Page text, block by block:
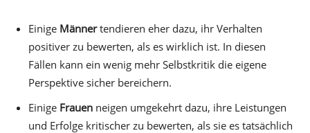
Einige Männertendieren eher dazu, ihr Verhalten
positiver zu bewerten, als es wirklich ist. In diesen
Fällen kann ein wenig mehr Selbstkritik die eigene
Perspektive sicher bereichern.
Einige Frauen neigen umgekehrt dazu, ihre Leistungen
und Erfolge kritischer zu bewerten, als sie es tatsächlich